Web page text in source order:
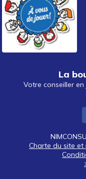
La
Votre conseiller
Charte du site